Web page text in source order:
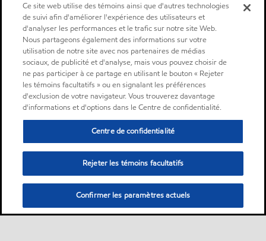
Ce site web utilise des témoins ainsi que d'autres technologies
de suivi afin d'améliorer l'expérience des utilisateurs et
d'analyser les performances et le trafic sur notre site Web.
Nous partageons également des informations sur votre
utilisation de notre site avec nos partenaires de médias
sociaux, de publicité et d'analyse, mais vous pouvez choisir de
ne pas participer à ce partage en utilisant le bouton « Rejeter
les témoins facultatifs » ou en signalant les préférences
d'exclusion de votre navigateur. Vous trouverez davantage
d'informations et d'options dans le Centre de confidentialité.
Centre de confidentialité
Rejeter les témoins facultatifs
Confirmer les paramètres actuels